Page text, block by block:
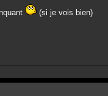
(si je vois bien)